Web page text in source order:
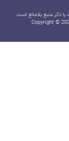
ذکر منبع بلامانع است.
Copyright ©